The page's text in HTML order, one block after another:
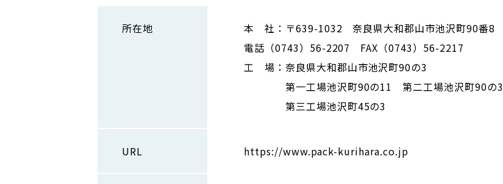
所在地
本 社：〒639-1032 奈良県大和郡山市池沢町90番8
電話（0743）56-2207 FAX（0743）56-2217
工 場：奈良県大和郡山市池沢町90の3
第一工場池沢町90の11 第二工場池沢町90の3
第三工場池沢町45の3
URL https://www.pack-kurihara.co.jp